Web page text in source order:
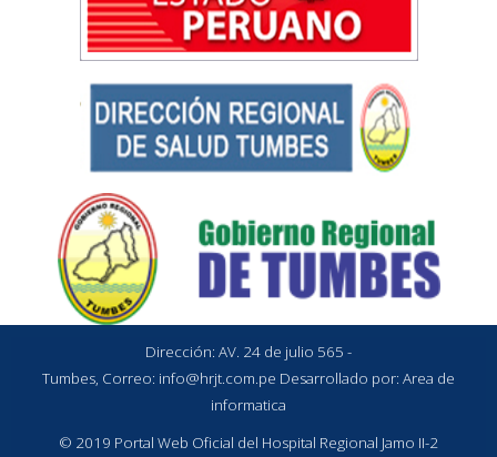
Dirección: AV. 24 de julio 565 -
Tumbes, Correo: info@hrjt.com.pe Desarrollado por: Area de
informatica
© 2019 Portal Web Oficial del Hospital Regional Jamo II-2